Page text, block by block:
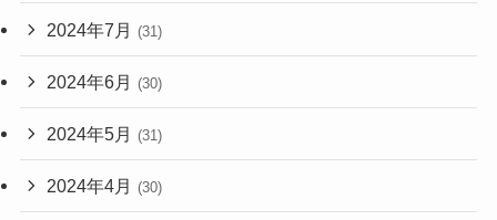
2024年7月 (31)
2024年6月 (30)
2024年5月 (31)
2024年4月 (30)